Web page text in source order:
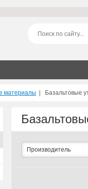
материалы Базальтовые
Производитель